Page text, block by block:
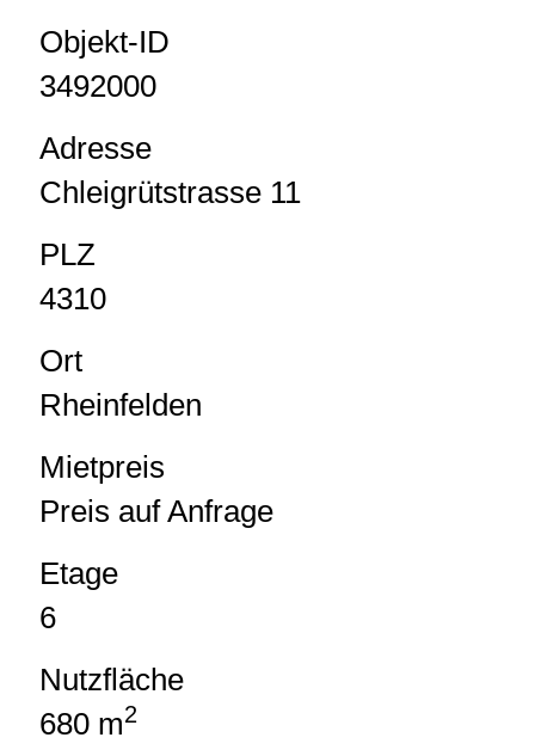
Objekt-ID
3492000
Adresse
Chleigrütstrasse 11
PLZ
4310
Ort
Rheinfelden
Mietpreis
Preis auf Anfrage
Etage
6
Nutzfläche
680 m2